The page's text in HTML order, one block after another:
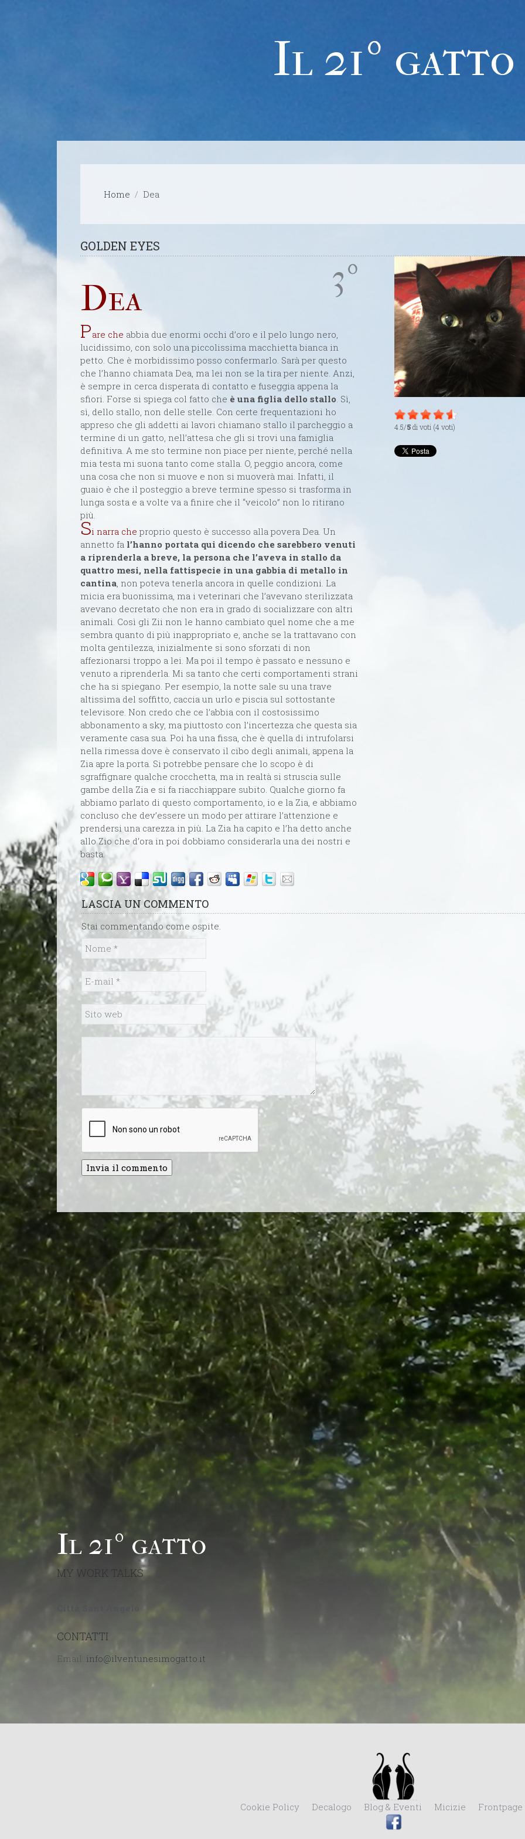
Il 21º gatto
Home Dea
GOLDEN EYES
4.5/5di voti (4 voti)
3º
Dea
Pare che abbia due enormi occhi d’oro e il pelo lungo nero,
lucidissimo, con solo una piccolissima macchietta bianca in
petto. Che è morbidissimo posso confermarlo. Sarà per questo
che l’hanno chiamata Dea, ma lei non se la tira per niente. Anzi,
è sempre in cerca disperata di contatto e fuseggia appena la
sfiori. Forse si spiega col fatto che è una figlia dello stallo. Sì,
sì, dello stallo, non delle stelle. Con certe frequentazioni ho
appreso che gli addetti ai lavori chiamano stallo il parcheggio a
termine di un gatto, nell’attesa che gli si trovi una famiglia
definitiva. A me sto termine non piace per niente, perché nella
mia testa mi suona tanto come stalla. O, peggio ancora, come
una cosa che non si muove e non si muoverà mai. Infatti, il
guaio è che il posteggio a breve termine spesso si trasforma in
lunga sosta e a volte va a finire che il “veicolo” non lo ritirano
più.
Si narra che proprio questo è successo alla povera Dea. Un
annetto fa l’hanno portata qui dicendo che sarebbero venuti
a riprenderla a breve, la persona che l’aveva in stallo da
quattro mesi, nella fattispecie in una gabbia di metallo in
cantina, non poteva tenerla ancora in quelle condizioni. La
micia era buonissima, ma i veterinari che l’avevano sterilizzata
avevano decretato che non era in grado di socializzare con altri
animali. Così gli Zii non le hanno cambiato quel nome che a me
sembra quanto di più inappropriato e, anche se la trattavano con
molta gentilezza, inizialmente si sono sforzati di non
affezionarsi troppo a lei. Ma poi il tempo è passato e nessuno e
venuto a riprenderla. Mi sa tanto che certi comportamenti strani
che ha si spiegano. Per esempio, la notte sale su una trave
altissima del soffitto, caccia un urlo e piscia sul sottostante
televisore. Non credo che ce l’abbia con il costosissimo
abbonamento a sky, ma piuttosto con l’incertezza che questa sia
veramente casa sua. Poi ha una fissa, che è quella di intrufolarsi
nella rimessa dove è conservato il cibo degli animali, appena la
Zia apre la porta. Si potrebbe pensare che lo scopo è di
sgraffignare qualche crocchetta, ma in realtà si struscia sulle
gambe della Zia e si fa riacchiappare subito. Qualche giorno fa
abbiamo parlato di questo comportamento, io e la Zia, e abbiamo
concluso che dev’essere un modo per attirare l’attenzione e
prendersi una carezza in più. La Zia ha capito e l’ha detto anche
allo Zio che d’ora in poi dobbiamo considerarla una dei nostri e
basta.
LASCIA UN COMMENTO
Stai commentando come ospite.
Il 21º gatto
MY WORK TALKS
CONTATTI
Email:
Cookie Policy Decalogo Blog & Eventi Micizie Frontpage